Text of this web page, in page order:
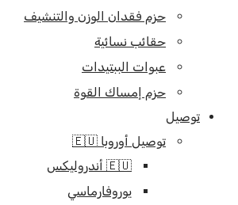
حزم فقدان الوزن والتنشيف
حقائب نسائية
عبوات الببتيدات
حزم إمساك القوة
توصيل
توصيل أوروبا 🇪🇺
🇪🇺 أندروليكس
يوروفارماسي